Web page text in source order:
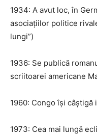
1934: A avut loc, în
asociațiilor politice
lungi”)
1936: Se publică
scriitoarei americane
1960: Congo își
1973: Cea mai lungă